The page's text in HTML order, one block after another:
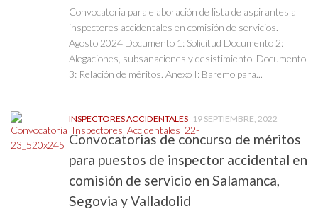
Convocatoria para elaboración de lista de aspirantes a
inspectores accidentales en comisión de servicios.
Agosto 2024 Documento 1: Solicitud Documento 2:
Alegaciones, subsanaciones y desistimiento. Documento
3: Relación de méritos. Anexo I: Baremo para...
INSPECTORES ACCIDENTALES 19 SEPTIEMBRE, 2022
Convocatorias de concurso de méritos
para puestos de inspector accidental en
comisión de servicio en Salamanca,
Segovia y Valladolid